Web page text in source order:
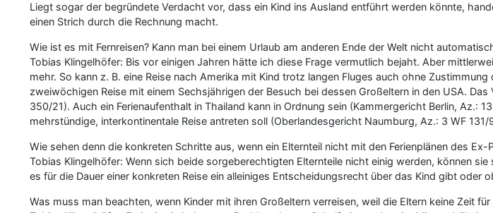
Liegt sogar der begründete Verdacht vor, dass ein Kind ins Ausland entführt werden könnte,
einen Strich durch die Rechnung macht.
Wie ist es mit Fernreisen? Kann man bei einem Urlaub am anderen Ende der Welt nicht
Tobias Klingelhöfer: Bis vor einigen Jahren hätte ich diese Frage vermutlich bejaht. Aber
mehr. So kann z. B. eine Reise nach Amerika mit Kind trotz langen Fluges auch ohne
zweiwöchigen Reise mit einem Sechsjährigen der Besuch bei dessen Großeltern in den USA.
350/21). Auch ein Ferienaufenthalt in Thailand kann in Ordnung sein (Kammergericht Berlin, Az.:
mehrstündige, interkontinentale Reise antreten soll (Oberlandesgericht Naumburg, Az.: 3 WF 131/
Wie sehen denn die konkreten Schritte aus, wenn ein Elternteil nicht mit den Ferienplänen des Ex-
Tobias Klingelhöfer: Wenn sich beide sorgeberechtigten Elternteile nicht einig werden, können
es für die Dauer einer konkreten Reise ein alleiniges Entscheidungsrecht über das Kind gibt oder
Was muss man beachten, wenn Kinder mit ihren Großeltern verreisen, weil die Eltern keine Zeit